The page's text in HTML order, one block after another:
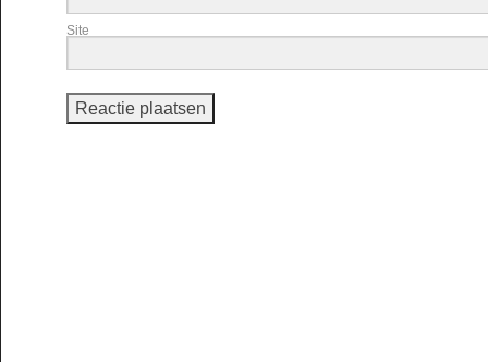
Site